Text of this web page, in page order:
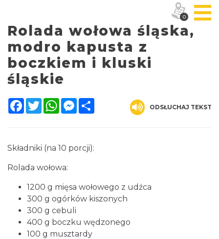
Rolada wołowa śląska,
modro kapusta z
boczkiem i kluski
śląskie
Facebook
TwitterWhatsAppMessenger
ODSŁUCHAJ TEKST
Składniki (na 10 porcji):
Rolada wołowa:
1200 g mięsa wołowego z udźca
300 g ogórków kiszonych
300 g cebuli
400 g boczku wędzonego
100 g musztardy
0